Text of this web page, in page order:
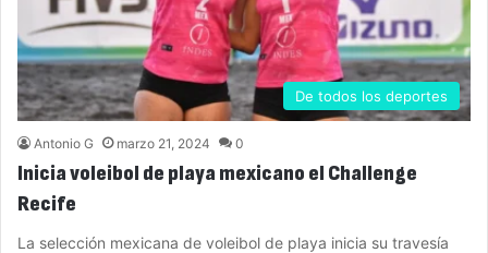
De todos los deportes
Antonio G marzo 21, 2024 0
Inicia voleibol de playa mexicano el Challenge
Recife
La selección mexicana de voleibol de playa inicia su travesía